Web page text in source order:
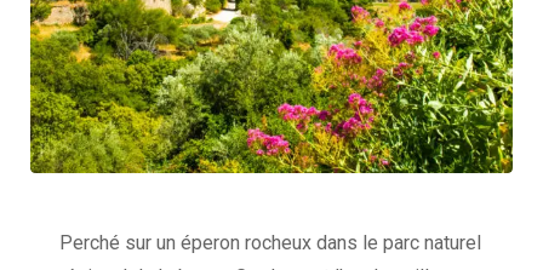
Perché sur un éperon rocheux dans le parc naturel